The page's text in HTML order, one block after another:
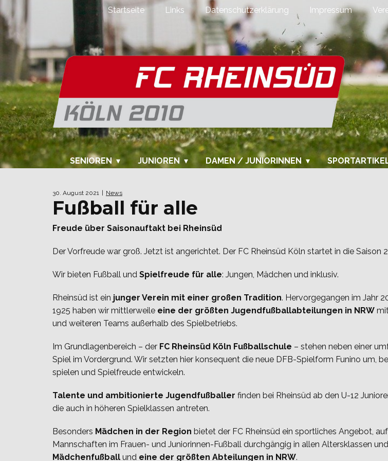
Startseite Links Datenschutzerklärung Impressum
SENIOREN JUNIOREN DAMEN / JUNIORINNEN
30. August 2021 News
Fußball für alle
Freude über Saisonauftakt bei Rheinsüd
Der Vorfreude war groß. Jetzt ist angerichtet. Der FC Rheinsüd Köln startet in die Saison
Wir bieten Fußball und Spielfreude für alle: Jungen, Mädchen und inklusiv.
Rheinsüd ist ein junger Verein mit einer großen Tradition. Hervorgegangen im Jahr
1925 haben wir mittlerweile eine der größten Jugendfußballabteilungen in NRW
und weiteren Teams außerhalb des Spielbetriebs.
Im Grundlagenbereich – der FC Rheinsüd Köln Fußballschule – stehen neben einer
Spiel im Vordergrund. Wir setzten hier konsequent die neue DFB-Spielform Funino um,
spielen und Spielfreude entwickeln.
Talente und ambitionierte Jugendfußballer finden bei Rheinsüd ab den U-12
die auch in höheren Spielklassen antreten.
Besonders Mädchen in der Region bietet der FC Rheinsüd ein sportliches Angebot,
Mannschaften im Frauen- und Juniorinnen-Fußball durchgängig in allen Altersklassen
Mädchenfußball und eine der größten Abteilungen in NRW.